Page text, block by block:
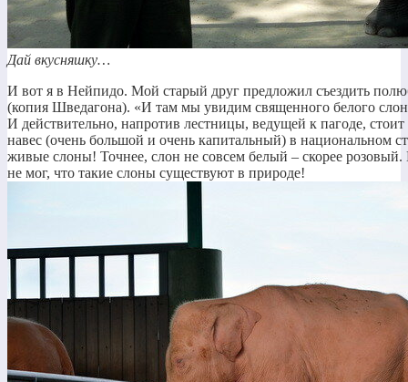
Дай вкусняшку…
И вот я в Нейпидо. Мой старый друг предложил съездить
(копия Шведагона). «И там мы увидим священного белого
И действительно, напротив лестницы, ведущей к пагоде,
навес (очень большой и очень капитальный) в национальном
живые слоны! Точнее, слон не совсем белый – скорее розовый.
не мог, что такие слоны существуют в природе!